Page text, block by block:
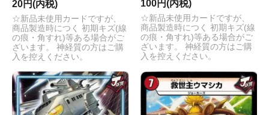
20円(内税)
☆新品未使用カードですが、
商品製造時につく 初期キズ(線
の痕・角すれ)等ある場合がご
ざいます。 神経質の方はご購
入を控えください。
100円(内税)
☆新品未使用カードですが、
商品製造時につく 初期キズ(線
の痕・角すれ)等ある場合がご
ざいます。 神経質の方はご購
入を控えください。